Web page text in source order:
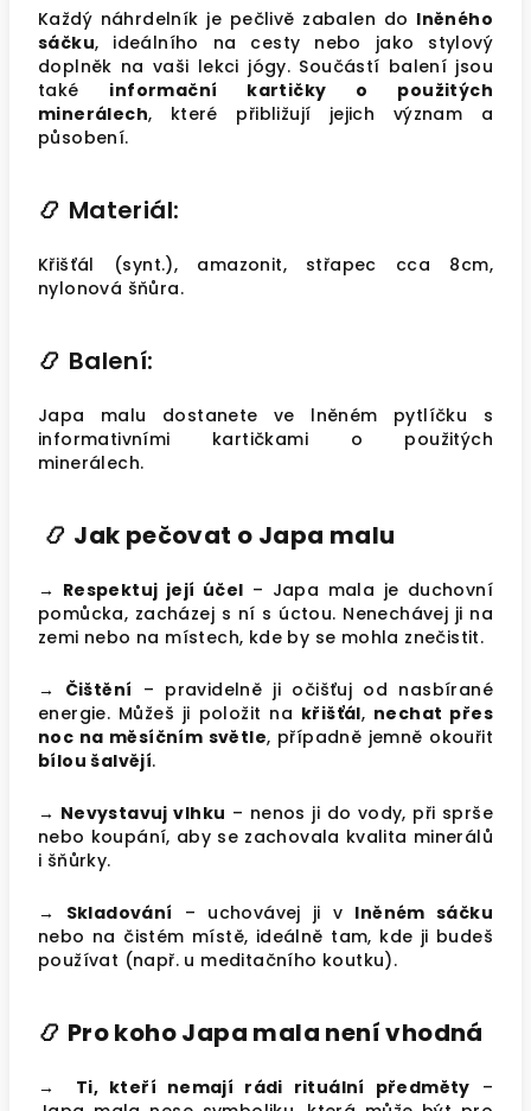
Každý náhrdelník je pečlivě zabalen do lněného
sáčku, ideálního na cesty nebo jako stylový
doplněk na vaši lekci jógy. Součástí balení jsou
také informační kartičky o použitých
minerálech, které přibližují jejich význam a
působení.
📿 Materiál:
Křišťál (synt.), amazonit, střapec cca 8cm,
nylonová šňůra.
📿 Balení:
Japa malu dostanete ve lněném pytlíčku s
informativními kartičkami o použitých
minerálech.
📿 Jak pečovat o Japa malu
→ Respektuj její účel – Japa mala je duchovní
pomůcka, zacházej s ní s úctou. Nenechávej ji na
zemi nebo na místech, kde by se mohla znečistit.
→ Čištění – pravidelně ji očišťuj od nasbírané
energie. Můžeš ji položit na křišťál, nechat přes
noc na měsíčním světle, případně jemně okouřit
bílou šalvějí.
→ Nevystavuj vlhku – nenos ji do vody, při sprše
nebo koupání, aby se zachovala kvalita minerálů
i šňůrky.
→ Skladování – uchovávej ji v lněném sáčku
nebo na čistém místě, ideálně tam, kde ji budeš
používat (např. u meditačního koutku).
📿 Pro koho Japa mala není vhodná
→ Ti, kteří nemají rádi rituální předměty –